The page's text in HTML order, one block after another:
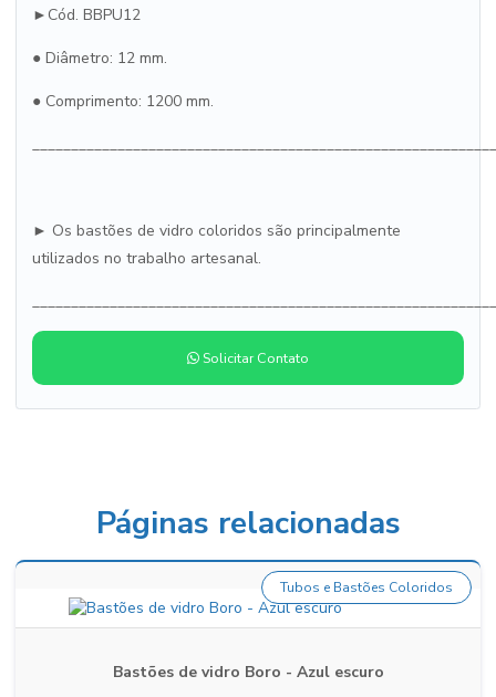
►Cód. BBPU12
● Diâmetro: 12 mm.
● Comprimento: 1200 mm.
► Os bastões de vidro coloridos são principalmente
utilizados no trabalho artesanal.
Solicitar Contato
Páginas relacionadas
Bastões de vidro Boro - Azul escuro
Tubos e Bastões Coloridos